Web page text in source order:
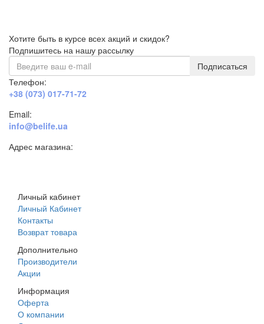
Хотите быть в курсе всех акций и скидок?
Подпишитесь на нашу рассылку
Подписаться
Телефон:
+38 (073) 017-71-72
Email:
info@belife.ua
Адрес магазина:
Личный кабинет
Личный Кабинет
Контакты
Возврат товара
Дополнительно
Производители
Акции
Информация
Оферта
О компании